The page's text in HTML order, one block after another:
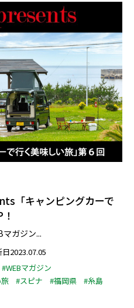
「キャンピングカーで
ガジン...
2023.07.05
#WEBマガジン
#スピナ #福岡県
#糸島